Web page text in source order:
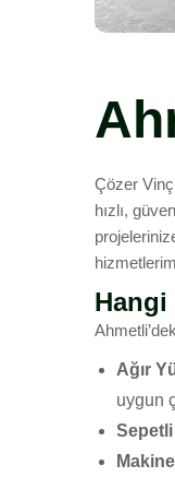
Çözer
hızlı,
Ağır
uygun